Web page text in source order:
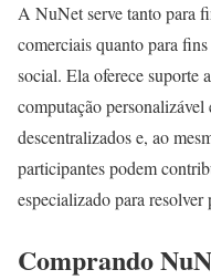
A NuNet serve tanto para
comerciais quanto para
social. Ela oferece suporte
computação
descentralizados e, ao
participantes podem
especializado para
Comprando